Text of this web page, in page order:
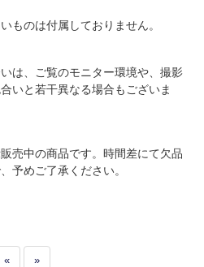
ものは付属しておりません。
は、ご覧のモニター環境や、撮影
いと若干異なる場合もございま
売中の商品です。時間差にて欠品
予めご了承ください。
« »